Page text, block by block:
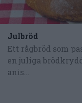
Julbröd
Ett rågbröd som
en juliga
anis...